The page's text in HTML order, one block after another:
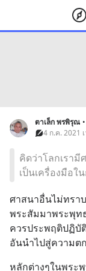
ตาเล็ก พรพิรุณ •
4 ก.ค. 2021
คิดว่าโลกเรามี
เป็นเครื่องมือใ
ศาสนาอื่นไม่ทรา
พระสัมมาพระพุท
ควรประพฤติปฏิบั
อันนำไปสู่ความต
หลักต่างๆในพระ